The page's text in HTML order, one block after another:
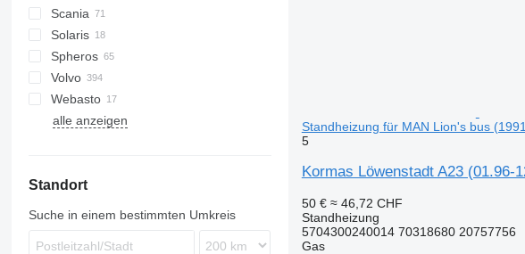
Domino
Evadys
Karosa
Recreo
A-series
Lion's series
Citaro
Intouro
Tourismo
Travego
Cityliner
Jetliner
Skyliner
Tourliner
Scania
K-series
L-series
Solaris
Alpino
Urbino
Spheros
Volvo
7700
9900
Webasto
alle anzeigen
Standort
Suche in einem bestimmten Umkreis
Standheizung für MAN Lion's bus
5
Kormas Löwenstadt A23 (01.96-
50 € ≈ 46,72 CHF
Standheizung
5704300240014 70318680 20757756
Gas